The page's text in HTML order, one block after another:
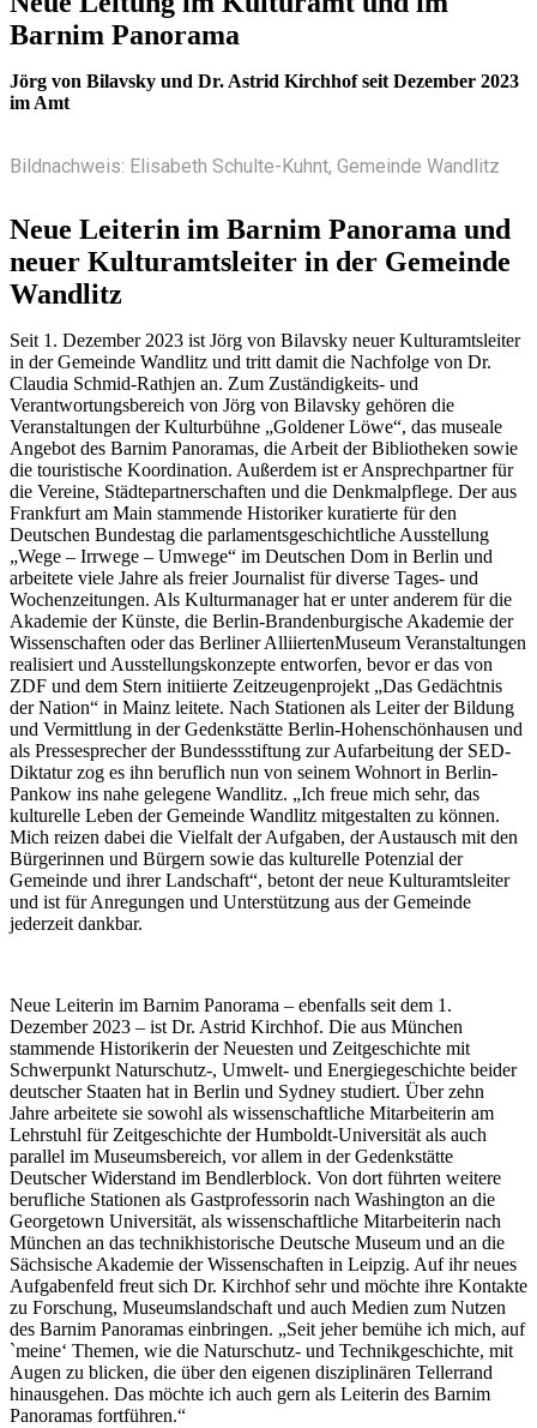
Barnim Panorama
Jörg von Bilavsky und Dr. Astrid Kirchhof seit Dezember 2023
im Amt
Bildnachweis: Elisabeth Schulte-Kuhnt, Gemeinde Wandlitz
Neue Leiterin im Barnim Panorama und
neuer Kulturamtsleiter in der Gemeinde
Wandlitz
Seit 1. Dezember 2023 ist Jörg von Bilavsky neuer Kulturamtsleiter
in der Gemeinde Wandlitz und tritt damit die Nachfolge von Dr.
Claudia Schmid-Rathjen an. Zum Zuständigkeits- und
Verantwortungsbereich von Jörg von Bilavsky gehören die
Veranstaltungen der Kulturbühne „Goldener Löwe“, das museale
Angebot des Barnim Panoramas, die Arbeit der Bibliotheken sowie
die touristische Koordination. Außerdem ist er Ansprechpartner für
die Vereine, Städtepartnerschaften und die Denkmalpflege. Der aus
Frankfurt am Main stammende Historiker kuratierte für den
Deutschen Bundestag die parlamentsgeschichtliche Ausstellung
„Wege – Irrwege – Umwege“ im Deutschen Dom in Berlin und
arbeitete viele Jahre als freier Journalist für diverse Tages- und
Wochenzeitungen. Als Kulturmanager hat er unter anderem für die
Akademie der Künste, die Berlin-Brandenburgische Akademie der
Wissenschaften oder das Berliner AlliiertenMuseum Veranstaltungen
realisiert und Ausstellungskonzepte entworfen, bevor er das von
ZDF und dem Stern initiierte Zeitzeugenprojekt „Das Gedächtnis
der Nation“ in Mainz leitete. Nach Stationen als Leiter der Bildung
und Vermittlung in der Gedenkstätte Berlin-Hohenschönhausen und
als Pressesprecher der Bundessstiftung zur Aufarbeitung der SED-
Diktatur zog es ihn beruflich nun von seinem Wohnort in Berlin-
Pankow ins nahe gelegene Wandlitz. „Ich freue mich sehr, das
kulturelle Leben der Gemeinde Wandlitz mitgestalten zu können.
Mich reizen dabei die Vielfalt der Aufgaben, der Austausch mit den
Bürgerinnen und Bürgern sowie das kulturelle Potenzial der
Gemeinde und ihrer Landschaft“, betont der neue Kulturamtsleiter
und ist für Anregungen und Unterstützung aus der Gemeinde
jederzeit dankbar.
Neue Leiterin im Barnim Panorama – ebenfalls seit dem 1.
Dezember 2023 – ist Dr. Astrid Kirchhof. Die aus München
stammende Historikerin der Neuesten und Zeitgeschichte mit
Schwerpunkt Naturschutz-, Umwelt- und Energiegeschichte beider
deutscher Staaten hat in Berlin und Sydney studiert. Über zehn
Jahre arbeitete sie sowohl als wissenschaftliche Mitarbeiterin am
Lehrstuhl für Zeitgeschichte der Humboldt-Universität als auch
parallel im Museumsbereich, vor allem in der Gedenkstätte
Deutscher Widerstand im Bendlerblock. Von dort führten weitere
berufliche Stationen als Gastprofessorin nach Washington an die
Georgetown Universität, als wissenschaftliche Mitarbeiterin nach
München an das technikhistorische Deutsche Museum und an die
Sächsische Akademie der Wissenschaften in Leipzig. Auf ihr neues
Aufgabenfeld freut sich Dr. Kirchhof sehr und möchte ihre Kontakte
zu Forschung, Museumslandschaft und auch Medien zum Nutzen
des Barnim Panoramas einbringen. „Seit jeher bemühe ich mich, auf
`meine‘ Themen, wie die Naturschutz- und Technikgeschichte, mit
Augen zu blicken, die über den eigenen disziplinären Tellerrand
hinausgehen. Das möchte ich auch gern als Leiterin des Barnim
Panoramas fortführen.“